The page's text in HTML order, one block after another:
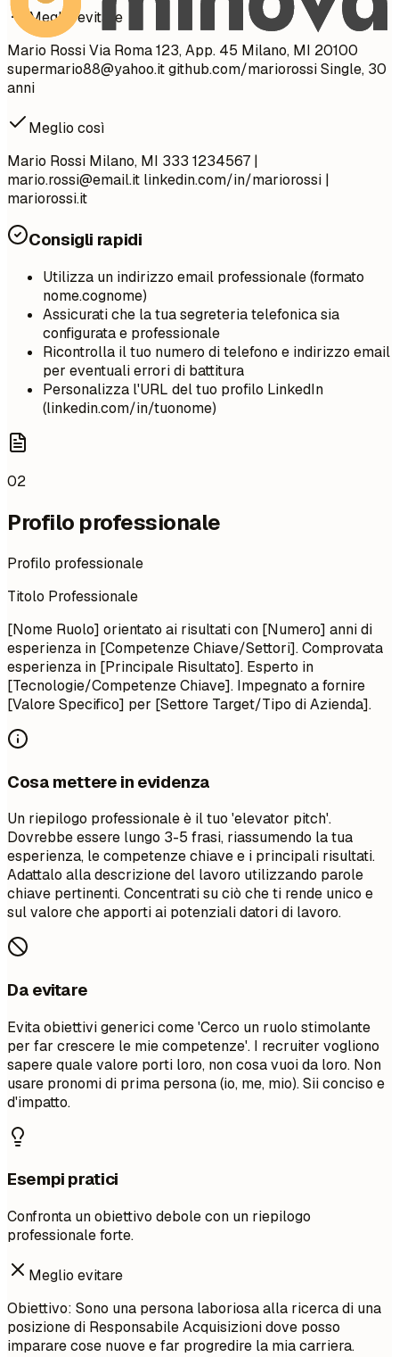
Meglio evitare
Mario Rossi Via Roma 123, App. 45 Milano, MI 20100
supermario88@yahoo.itgithub.com/mariorossi Single, 30
anni
Meglio così
Mario Rossi Milano, MI 333 1234567 |
mario.rossi@email.it linkedin.com/in/mariorossi |
mariorossi.it
Consigli rapidi
Utilizza un indirizzo email professionale (formato
nome.cognome)
Assicurati che la tua segreteria telefonica sia
configurata e professionale
Ricontrolla il tuo numero di telefono e indirizzo email
per eventuali errori di battitura
Personalizza l'URL del tuo profilo LinkedIn
(linkedin.com/in/tuonome)
02
Profilo professionale
Profilo professionale
Titolo Professionale
[Nome Ruolo] orientato ai risultati con [Numero] anni di
esperienza in [Competenze Chiave/Settori]. Comprovata
esperienza in [Principale Risultato]. Esperto in
[Tecnologie/Competenze Chiave]. Impegnato a fornire
[Valore Specifico] per [Settore Target/Tipo di Azienda].
Cosa mettere in evidenza
Un riepilogo professionale è il tuo 'elevator pitch'.
Dovrebbe essere lungo 3-5 frasi, riassumendo la tua
esperienza, le competenze chiave e i principali risultati.
Adattalo alla descrizione del lavoro utilizzando parole
chiave pertinenti. Concentrati su ciò che ti rende unico e
sul valore che apporti ai potenziali datori di lavoro.
Da evitare
Evita obiettivi generici come 'Cerco un ruolo stimolante
per far crescere le mie competenze'. I recruiter vogliono
sapere quale valore porti loro, non cosa vuoi da loro. Non
usare pronomi di prima persona (io, me, mio). Sii conciso e
d'impatto.
Esempi pratici
Confronta un obiettivo debole con un riepilogo
professionale forte.
Meglio evitare
Obiettivo: Sono una persona laboriosa alla ricerca di una
posizione di Responsabile Acquisizioni dove posso
imparare cose nuove e far progredire la mia carriera.